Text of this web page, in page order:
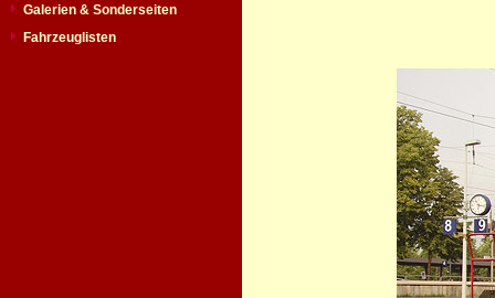
Galerien & Sonderseiten
Fahrzeuglisten